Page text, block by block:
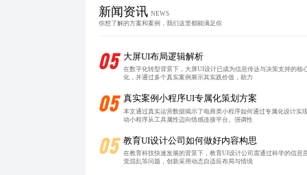
新闻资讯 NEWS
你想了解的方案和案例，我们这里都能满足你
05 大屏UI布局逻辑解析
在数字化转型背景下，大屏UI设计已成为信息传达与决策支持的
化，并通过多个真实案例展示其实践价值，助力
05 真实案例小程序UI专属化策划方案
本文通过真实运营数据揭示了电商类小程序如何通过专属化设计
动小程序从工具属性迈向情感连接平台。强调性
05 教育UI设计公司如何做好内容构思
在教育科技快速发展的背景下，教育UI设计公司需通过科学的信
觉混乱等问题，创新采用动态自适应布局与情境